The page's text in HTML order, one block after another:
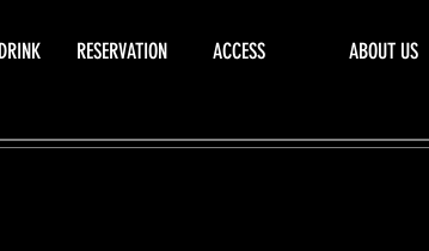
RESERVATION ACCESS ABOUT US